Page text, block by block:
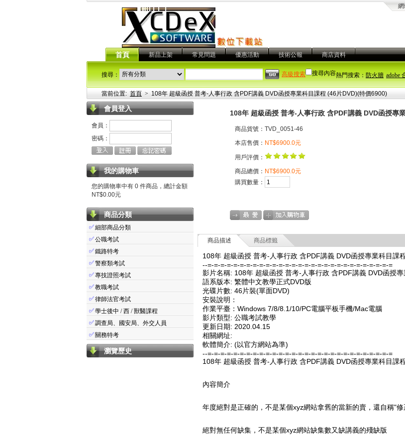
首頁 新品上架 常見問題 優惠活動 技術公報 商店資料
熱門搜索：防火牆 adobe
搜尋： 搜尋內容
高級搜索
當前位置: 首頁 > 108年 超級函授 普考-人事行政 含PDF講義 DVD函授專業科目課程 (46片DVD)(特價6900)
會員登入
會員：
密碼：
我的購物車
您的購物車中有 0 件商品，總計金額
NT$0.00元
商品分類
✅細部商品分類
✅公職考試
✅鐵路特考
✅警察類考試
✅專技證照考試
✅教職考試
✅律師法官考試
✅學士後中 / 西 / 獸醫課程
✅調查局、國安局、外交人員
✅ 關務特考
瀏覽歷史
108年 超級函授 普考-人事行政 含PDF講義 DVD函授專
商品貨號：TVD_0051-46
本店售價： NT$6900.0元
用戶評價：
商品總價： NT$6900.0元
購買數量：
商品描述 商品標籤
108年 超級函授 普考-人事行政 含PDF講義 DVD函授專業科目課
--=-=-=-=-=-=-=-=-=-=-=-=-=-=-=-=-=-=-=-=-=-=-=-=-=-=-=-=-=
影片名稱: 108年 超級函授 普考-人事行政 含PDF講義 DVD函授
語系版本: 繁體中文教學正式DVD版
光碟片數: 46片裝(單面DVD)
安裝說明：
作業平臺：Windows 7/8/8.1/10/PC電腦平板手機/Mac電腦
影片類型: 公職考試教學
更新日期: 2020.04.15
相關網址:
軟體簡介: (以官方網站為準)
--=-=-=-=-=-=-=-=-=-=-=-=-=-=-=-=-=-=-=-=-=-=-=-=-=-=-=-=-=
108年 超級函授 普考-人事行政 含PDF講義 DVD函授專業科目課
內容簡介
年度絕對是正確的，不是某個xyz網站拿舊的當新的賣，還自稱"
絕對無任何缺集，不是某個xyz網站缺集數又缺講義的殘缺版